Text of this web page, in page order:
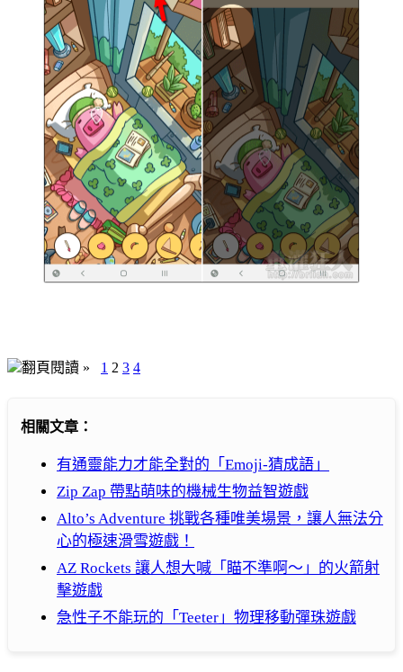
翻頁閱讀 » 1 2 3 4
相關文章：
有通靈能力才能全對的「Emoji-猜成語」
Zip Zap 帶點萌味的機械生物益智遊戲
Alto’s Adventure 挑戰各種唯美場景，讓人無法分
心的極速滑雪遊戲！
AZ Rockets 讓人想大喊「瞄不準啊～」的火箭射
擊遊戲
急性子不能玩的「Teeter」物理移動彈珠遊戲